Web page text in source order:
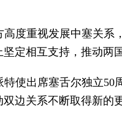
度重视发展中塞关
定相互支持，推动两
使出席塞舌尔独立
边关系不断取得新的